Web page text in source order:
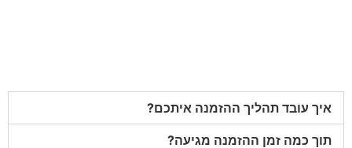
איך עובד תהליך ההזמנה איתכם?
תוך כמה זמן ההזמנה מגיעה?